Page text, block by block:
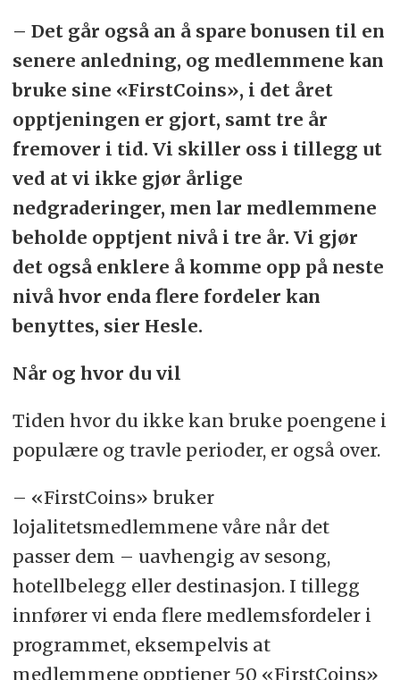
– Det går også an å spare bonusen til en
senere anledning, og medlemmene kan
bruke sine «FirstCoins», i det året
opptjeningen er gjort, samt tre år
fremover i tid. Vi skiller oss i tillegg ut
ved at vi ikke gjør årlige
nedgraderinger, men lar medlemmene
beholde opptjent nivå i tre år. Vi gjør
det også enklere å komme opp på neste
nivå hvor enda flere fordeler kan
benyttes, sier Hesle.
Når og hvor du vil
Tiden hvor du ikke kan bruke poengene i
populære og travle perioder, er også over.
– «FirstCoins» bruker
lojalitetsmedlemmene våre når det
passer dem – uavhengig av sesong,
hotellbelegg eller destinasjon. I tillegg
innfører vi enda flere medlemsfordeler i
programmet, eksempelvis at
medlemmene opptjener 50 «FirstCoins»